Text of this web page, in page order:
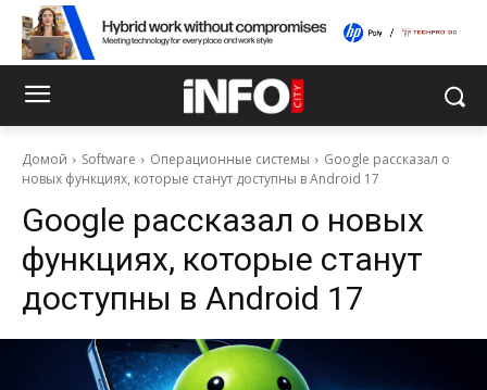
Домой Software Операционные системы
Google рассказал о
новых функциях, которые станут доступны в Android 17
Google рассказал о новых
функциях, которые станут
доступны в Android 17